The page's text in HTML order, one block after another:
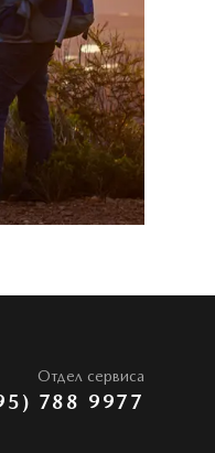
Отдел сервиса
788 9977